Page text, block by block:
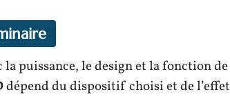
la puissance, le design et la fonction de
dépend du dispositif choisi et de l’effet